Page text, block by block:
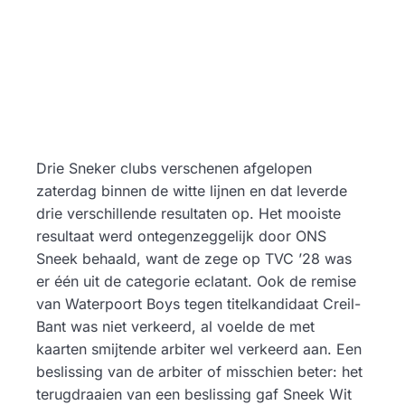
Drie Sneker clubs verschenen afgelopen
zaterdag binnen de witte lijnen en dat leverde
drie verschillende resultaten op. Het mooiste
resultaat werd ontegenzeggelijk door ONS
Sneek behaald, want de zege op TVC ’28 was
er één uit de categorie eclatant. Ook de remise
van Waterpoort Boys tegen titelkandidaat Creil-
Bant was niet verkeerd, al voelde de met
kaarten smijtende arbiter wel verkeerd aan. Een
beslissing van de arbiter of misschien beter: het
terugdraaien van een beslissing gaf Sneek Wit